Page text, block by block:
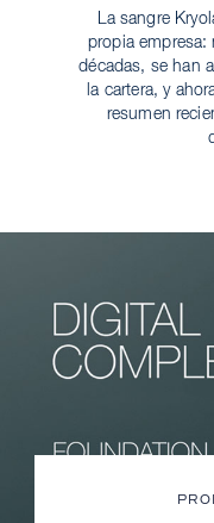
La sangre
propia empresa:
décadas, se han
la cartera, y
resumen